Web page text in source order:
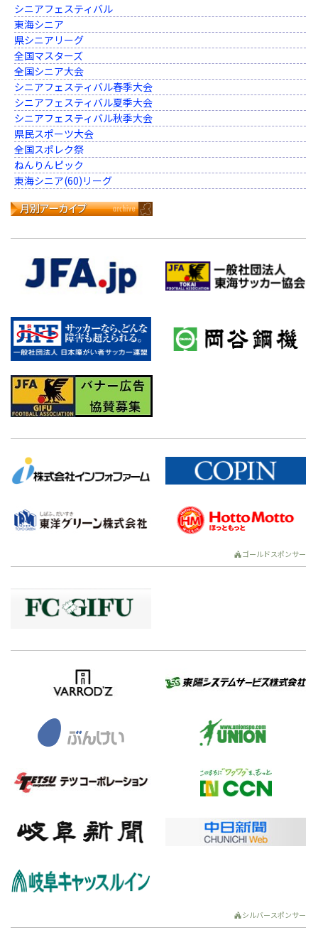
シニアフェスティバル
東海シニア
県シニアリーグ
全国マスターズ
全国シニア大会
シニアフェスティバル春季大会
シニアフェスティバル夏季大会
シニアフェスティバル秋季大会
県民スポーツ大会
全国スポレク祭
ねんりんピック
東海シニア(60)リーグ
ゴールドスポンサー
シルバースポンサー